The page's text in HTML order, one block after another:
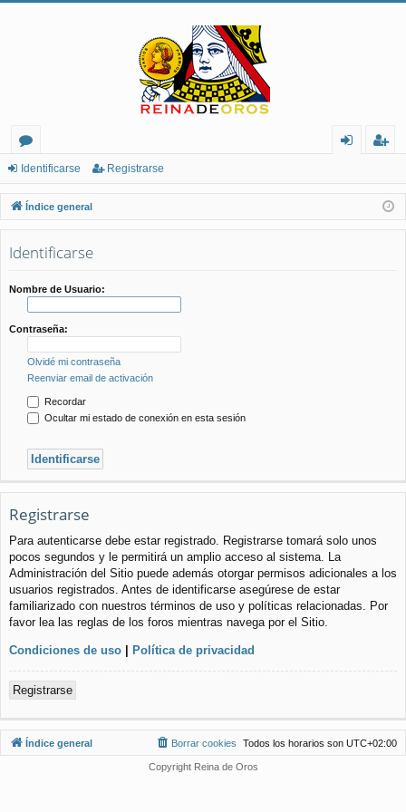
or
os
nt
ifi
ist
ra
Identificarse Registrarse
Índice general
Identificarse
Nombre de Usuario:
Contraseña:
Olvidé mi contraseña
Reenviar email de activación
Recordar
Ocultar mi estado de conexión en esta sesión
Registrarse
Para autenticarse debe estar registrado. Registrarse tomará solo unos
pocos segundos y le permitirá un amplio acceso al sistema. La
Administración del Sitio puede además otorgar permisos adicionales a los
usuarios registrados. Antes de identificarse asegúrese de estar
familiarizado con nuestros términos de uso y políticas relacionadas. Por
favor lea las reglas de los foros mientras navega por el Sitio.
Condiciones de uso | Política de privacidad
Registrarse
Índice general Todos los horarios son UTC+02:00
Borrar cookies
Copyright Reina de Oros